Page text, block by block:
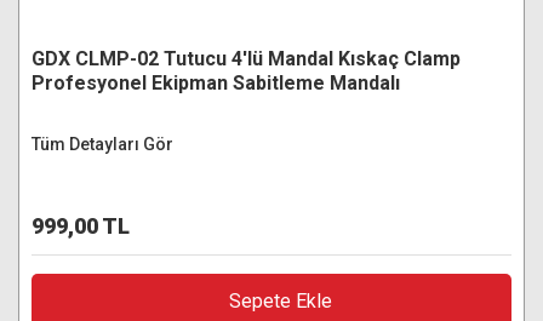
GDX CLMP-02 Tutucu 4'lü Mandal Kıskaç Clamp
Profesyonel Ekipman Sabitleme Mandalı
Tüm Detayları Gör
999,00 TL
Sepete Ekle